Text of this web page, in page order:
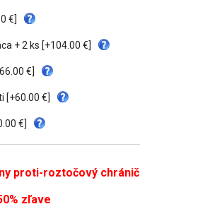
€]
+ 2 ks [+104.00 €]
€]
[+60.00 €]
€]
proti-roztočový chránič
zľave